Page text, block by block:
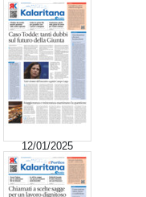
12/01/2025